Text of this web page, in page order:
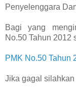
Penyelenggara
Bagi yang
No.50 Tahun 2012
PMK No.50 Tahun
Jika gagal silahkan